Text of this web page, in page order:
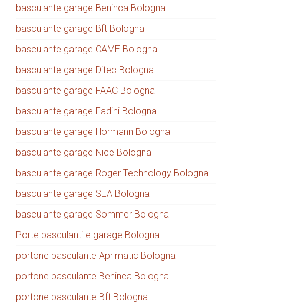
basculante garage Beninca Bologna
basculante garage Bft Bologna
basculante garage CAME Bologna
basculante garage Ditec Bologna
basculante garage FAAC Bologna
basculante garage Fadini Bologna
basculante garage Hormann Bologna
basculante garage Nice Bologna
basculante garage Roger Technology Bologna
basculante garage SEA Bologna
basculante garage Sommer Bologna
Porte basculanti e garage Bologna
portone basculante Aprimatic Bologna
portone basculante Beninca Bologna
portone basculante Bft Bologna